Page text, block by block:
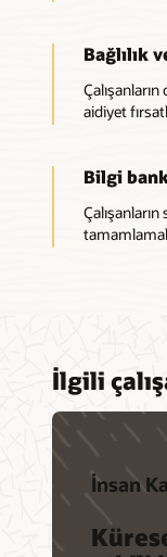
Bağlılık
aidiyet
Bilgi
İlgili
İnsan